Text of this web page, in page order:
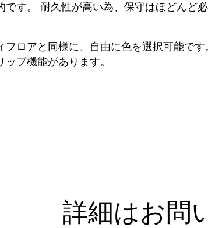
です。 耐久性が高い為、保守はほどんど
フロアと同様に、自由に色を選択可能で
プ機能があります。
詳細はお問